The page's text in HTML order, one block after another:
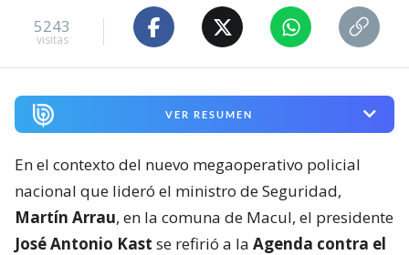
5243
visitas
VER RESUMEN
En el contexto del nuevo megaoperativo policial
nacional que lideró el ministro de Seguridad,
Martín Arrau, en la comuna de Macul, el presidente
José Antonio Kast se refirió a la Agenda contra el